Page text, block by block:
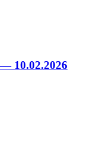
10.02.2026